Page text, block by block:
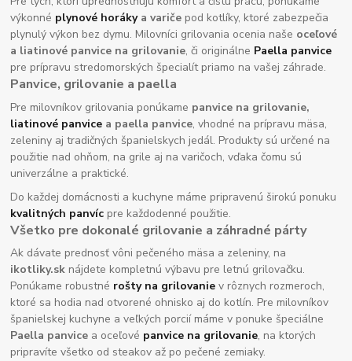
výkonné plynové horákya variče pod kotlíky, ktoré zabezpečia
plynulý výkon bez dymu. Milovníci grilovania ocenia naše oceľové
a liatinové panvice na grilovanie, či originálne Paella panvice
pre prípravu stredomorských špecialít priamo na vašej záhrade.
Panvice, grilovanie a paella
Pre milovníkov grilovania ponúkame panvice na grilovanie,
liatinové panvice a paella panvice, vhodné na prípravu mäsa,
zeleniny aj tradičných španielskych jedál. Produkty sú určené na
použitie nad ohňom, na grile aj na varičoch, vďaka čomu sú
univerzálne a praktické.
Do každej domácnosti a kuchyne máme pripravenú širokú ponuku
kvalitných panvíc pre každodenné použitie.
Všetko pre dokonalé grilovanie a záhradné párty
Ak dávate prednosť vôni pečeného mäsa a zeleniny, na
ikotliky.sk nájdete kompletnú výbavu pre letnú grilovačku.
Ponúkame robustné rošty na grilovanie v rôznych rozmeroch,
ktoré sa hodia nad otvorené ohnisko aj do kotlín. Pre milovníkov
španielskej kuchyne a veľkých porcií máme v ponuke špeciálne
Paella panvice a oceľové panvice na grilovanie, na ktorých
pripravíte všetko od steakov až po pečené zemiaky.